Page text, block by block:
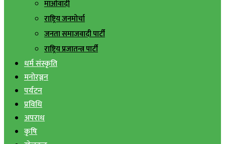
माओवादी
राष्ट्रिय जनमोर्चा
जनता समाजवादी पार्टी
राष्ट्रिय प्रजातन्त्र पार्टी
धर्म संस्कृति
मनोरञ्जन
पर्यटन
प्रविधि
अपराध
कृषि